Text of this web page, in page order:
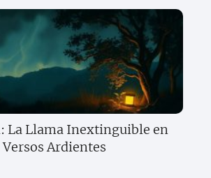
La Llama Inextinguible en
Versos Ardientes